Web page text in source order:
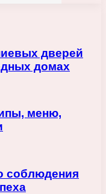
дверей
домах
меню,
соблюдения